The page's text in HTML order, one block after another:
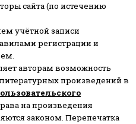
сайта (по истечению
учётной записи
регистрации и
авторам возможность
произведений в
на произведения
законом. Перепечатка